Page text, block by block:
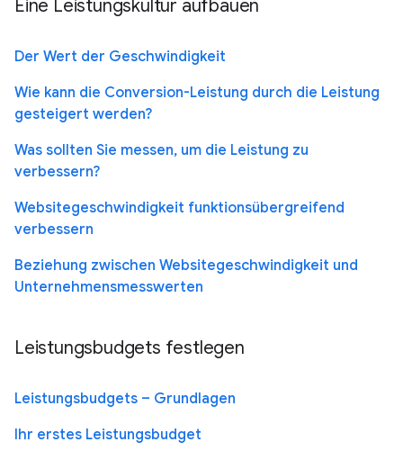
Eine Leistungskultur aufbauen
Der Wert der Geschwindigkeit
Wie kann die Conversion-Leistung durch die Leistung
gesteigert werden?
Was sollten Sie messen, um die Leistung zu
verbessern?
Websitegeschwindigkeit funktionsübergreifend
verbessern
Beziehung zwischen Websitegeschwindigkeit und
Unternehmensmesswerten
Leistungsbudgets festlegen
Leistungsbudgets – Grundlagen
Ihr erstes Leistungsbudget